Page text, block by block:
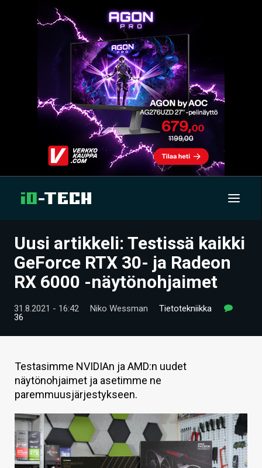
UUTISET
ARTIKKELIT
VIDEOT
HINTA.FI
KAUPPA
VAIHDA TEEMA
Uusi artikkeli: Testissä kaikki
GeForce RTX 30- ja Radeon
RX 6000 -näytönohjaimet
31.8.2021 - 16:42 Niko Wessman
Tietotekniikka
36
Testasimme NVIDIAn ja AMD:n uudet
näytönohjaimet ja asetimme ne
paremmuusjärjestykseen.